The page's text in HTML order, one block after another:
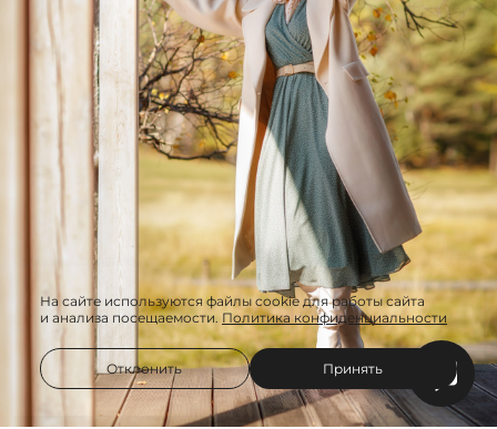
На сайте используются файлы cookie для работы сайта
и анализа посещаемости. Политика конфиденциальности
Отклонить Принять